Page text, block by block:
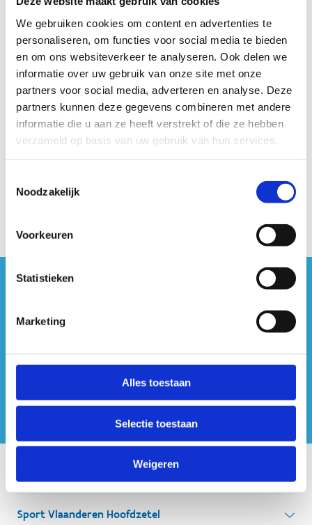
We gebruiken cookies om content en advertenties te
personaliseren, om functies voor social media te bieden
en om ons websiteverkeer te analyseren. Ook delen we
informatie over uw gebruik van onze site met onze
partners voor social media, adverteren en analyse. Deze
partners kunnen deze gegevens combineren met andere
informatie die u aan ze heeft verstrekt of die ze hebben
verzameld op basis van uw gebruik van hun services.
Noodzakelijk
Voorkeuren
Statistieken
Marketing
Alles toestaan
Selectie toestaan
Weigeren
Anti-Robot Verification
Click to start verification
FriendlyCaptcha ⇗
#sportersbelevenmeer
Sport Vlaanderen Hoofdzetel